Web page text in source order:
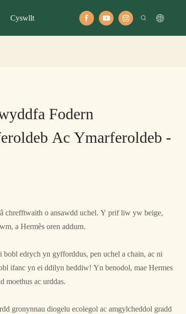
Cyswllt
Fodern
Ac Ymarferoldeb -
chrefftwaith o ansawdd uchel. Y prif liw yw beige,
a Hermès oren addurn.
edrych yn gyfforddus, pen uchel a chain, ac ni
ifanc yn ei ddilyn heddiw! Yn benodol, mae Hermes
moethus ac urddas.
gronynnau diogelu ecolegol ac amgylcheddol gradd